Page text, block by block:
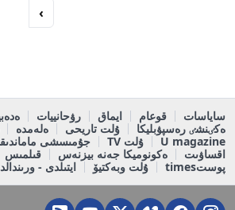
›
ساياسات قوعام ايماق رۋحانييات
ەكٸنشٸ رەسپۋبليكا
ۇلت تاريحى ەلەمدە
U magazine
ۇلت TV
جۇمىسشى
اقساۋىت
ەكونوميكا جەنە بيزنەس قىلمىس
پوستtimes
ۇلت وبەكتيۆ ايتىلدى -